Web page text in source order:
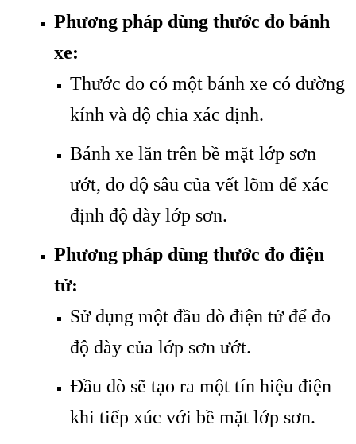
Phương pháp dùng thước đo bánh
xe:
Thước đo có một bánh xe có đường
kính và độ chia xác định.
Bánh xe lăn trên bề mặt lớp sơn
ướt, đo độ sâu của vết lõm để xác
định độ dày lớp sơn.
Phương pháp dùng thước đo điện
tử:
Sử dụng một đầu dò điện tử để đo
độ dày của lớp sơn ướt.
Đầu dò sẽ tạo ra một tín hiệu điện
khi tiếp xúc với bề mặt lớp sơn.